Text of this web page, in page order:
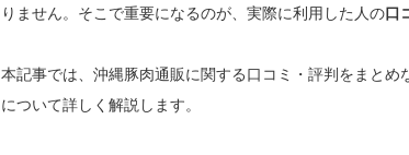
りません。そこで重要になるのが、実際に利用した人の口
本記事では、沖縄豚肉通販に関する口コミ・評判をまと
について詳しく解説します。